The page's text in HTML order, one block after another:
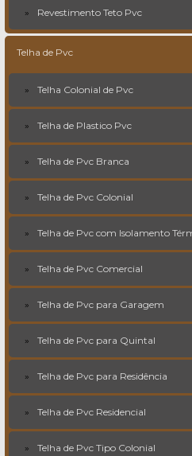
Revestimento Teto Pvc
Telha de Pvc
Telha Colonial de Pvc
Telha de Plastico Pvc
Telha de Pvc Branca
Telha de Pvc Colonial
Telha de Pvc com Isolamento
Telha de Pvc Comercial
Telha de Pvc para Garagem
Telha de Pvc para Quintal
Telha de Pvc para Residência
Telha de Pvc Residencial
Telha de Pvc Tipo Colonial